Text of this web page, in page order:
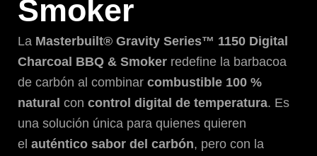
Smoker
La Masterbuilt® Gravity Series™ 1150 Digital
Charcoal BBQ & Smoker redefine la barbacoa
de carbón al combinar combustible 100 %
natural con control digital de temperatura. Es
una solución única para quienes quieren
el auténtico sabor del carbón, pero con la